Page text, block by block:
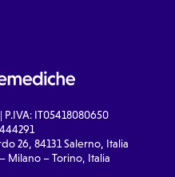
P.IVA: IT05418080650
26, 84131 Salerno, Italia
Milano – Torino, Italia